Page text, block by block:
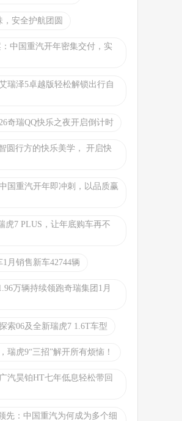
安全护航团圆
中国重汽开年密集交付，实
瑞泽5卓越版轻松解锁出行自
奇瑞QQ快乐之夜开启倒计时
圆行方的快乐美学， 开启快
重汽开年即冲刺，以品质赢
虎7 PLUS，让年底购车再不
月销售新车42744辆
万辆持续领跑奇瑞集团1月
索06及全新瑞虎7 1.6T车型
瑞虎9“三招”解开所有烦恼！
汽昊铂HT七年低息轻松带回
先：中国重汽为何成为多个细